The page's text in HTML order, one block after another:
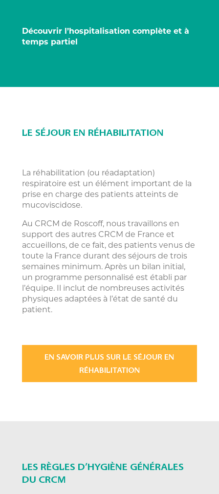
Découvrir l’hospitalisation complète et à
temps partiel
LE SÉJOUR EN RÉHABILITATION
La réhabilitation (ou réadaptation)
respiratoire est un élément important de la
prise en charge des patients atteints de
mucoviscidose.
Au CRCM de Roscoff, nous travaillons en
support des autres CRCM de France et
accueillons, de ce fait, des patients venus de
toute la France durant des séjours de trois
semaines minimum. Après un bilan initial,
un programme personnalisé est établi par
l’équipe. Il inclut de nombreuses activités
physiques adaptées à l’état de santé du
patient.
EN SAVOIR PLUS SUR LE SÉJOUR EN
RÉHABILITATION
LES RÈGLES D’HYGIÈNE GÉNÉRALES
DU CRCM